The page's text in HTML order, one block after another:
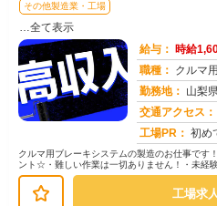
その他製造業・工場
…全て表示
給与： 時給
職種： クルマ
勤務地： 山梨
交通アクセス：
工場PR： 初めての工場ワ
クルマ用ブレーキシステムの製造のお仕事です
ント☆・難しい作業は一切ありません！・未経
ています！・簡単な機械操作、目視検...
工場求